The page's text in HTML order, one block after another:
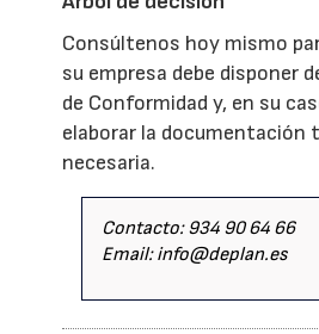
Consúltenos hoy mismo
su empresa debe disponer
de Conformidad y, en su
elaborar la documentación
necesaria.
Contacto: 934 90 64 66
Email: info@deplan.es